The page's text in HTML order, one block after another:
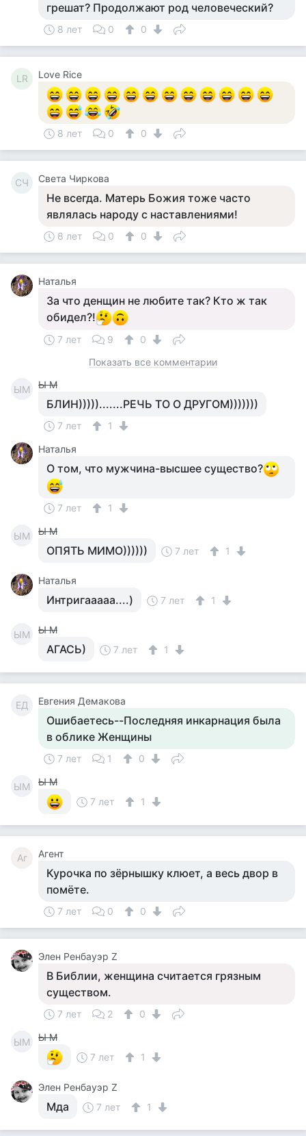
грешат? Продолжают род человеческий?
8 лет 0 0
LR Love Rice
8 лет 0 0
СЧ Света Чиркова
Не всегда. Матерь Божия тоже часто
являлась народу с наставлениями!
8 лет 0 0
Наталья
За что денщин не любите так? Кто ж так
обидел?!
7 лет 9
0
Показать все комментарии
ЫМ Ы М
БЛИН))))).......РЕЧЬ ТО О ДРУГОМ)))))))
7 лет
1
Наталья
О том, что мужчина-высшее существо?
7 лет 1
ЫМ Ы М
ОПЯТЬ МИМО)))))) 7 лет 1
Наталья
Интригааааа....) 7 лет 1
ЫМ Ы М
АГАСЬ) 7 лет 1
ЕД Евгения Демакова
Ошибаетесь--Последняя инкарнация была
в облике Женщины
7 лет 1 0
ЫМ
Ы М
7 лет
1
Аг Агент
Курочка по зёрнышку клюет, а весь двор в
помёте.
7 лет 0 0
Элен Ренбауэр Z
В Библии, женщина считается грязным
существом.
7 лет 2 0
ЫМ
Ы М
7 лет
1
Элен Ренбауэр Z
Мда 7 лет 1